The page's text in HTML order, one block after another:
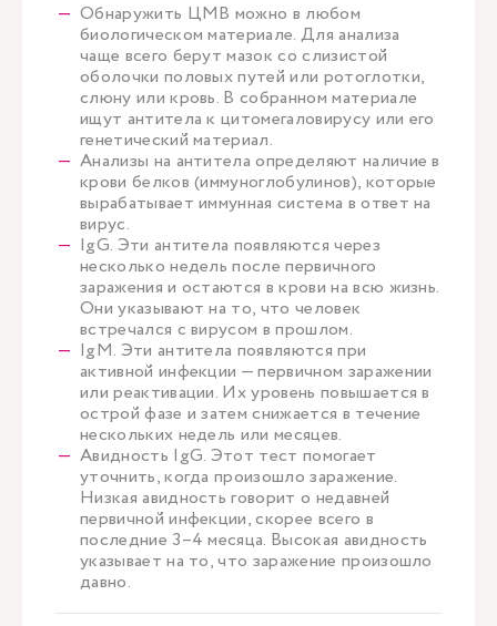
Обнаружить ЦМВ можно в любом
биологическом материале. Для анализа
чаще всего берут мазок со слизистой
оболочки половых путей или ротоглотки,
слюну или кровь. В собранном материале
ищут антитела к цитомегаловирусу или его
генетический материал.
Анализы на антитела определяют наличие в
крови белков (иммуноглобулинов), которые
вырабатывает иммунная система в ответ на
вирус.
IgG. Эти антитела появляются через
несколько недель после первичного
заражения и остаются в крови на всю жизнь.
Они указывают на то, что человек
встречался с вирусом в прошлом.
IgM. Эти антитела появляются при
активной инфекции — первичном заражении
или реактивации. Их уровень повышается в
острой фазе и затем снижается в течение
нескольких недель или месяцев.
Авидность IgG. Этот тест помогает
уточнить, когда произошло заражение.
Низкая авидность говорит о недавней
первичной инфекции, скорее всего в
последние 3–4 месяца. Высокая авидность
указывает на то, что заражение произошло
давно.